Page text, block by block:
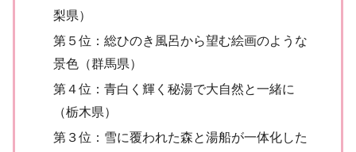
梨県）
第５位：総ひのき風呂から望む絵画のような
景色（群馬県）
第４位：青白く輝く秘湯で大自然と一緒に
（栃木県）
第３位：雪に覆われた森と湯船が一体化した